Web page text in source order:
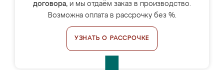
договора, и мы отдаём заказ в производство.
Возможна оплата в рассрочку без %.
УЗНАТЬ О РАССРОЧКЕ